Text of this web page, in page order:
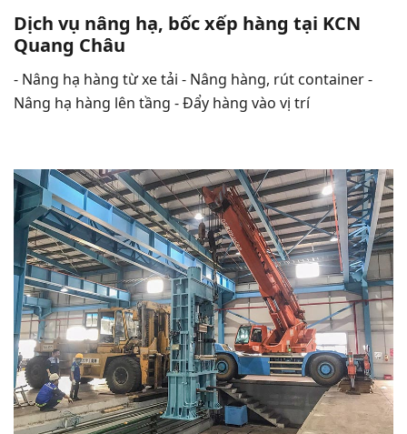
Dịch vụ nâng hạ, bốc xếp hàng tại KCN
Quang Châu
- Nâng hạ hàng từ xe tải - Nâng hàng, rút container -
Nâng hạ hàng lên tầng - Đẩy hàng vào vị trí